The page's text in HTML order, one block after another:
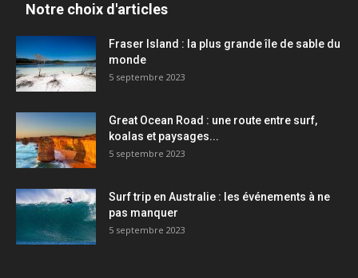
Notre choix d'articles
Fraser Island : la plus grande île de sable du
monde
5 septembre 2023
Great Ocean Road : une route entre surf,
koalas et paysages...
5 septembre 2023
Surf trip en Australie : les événements à ne
pas manquer
5 septembre 2023